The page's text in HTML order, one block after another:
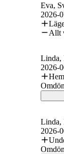
Eva,
2026-
Allt
Linda,
2026-
Linda,
2026-